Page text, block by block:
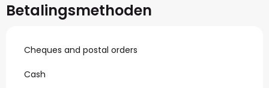
Betalingsmethoden
Cheques and postal orders
Cash